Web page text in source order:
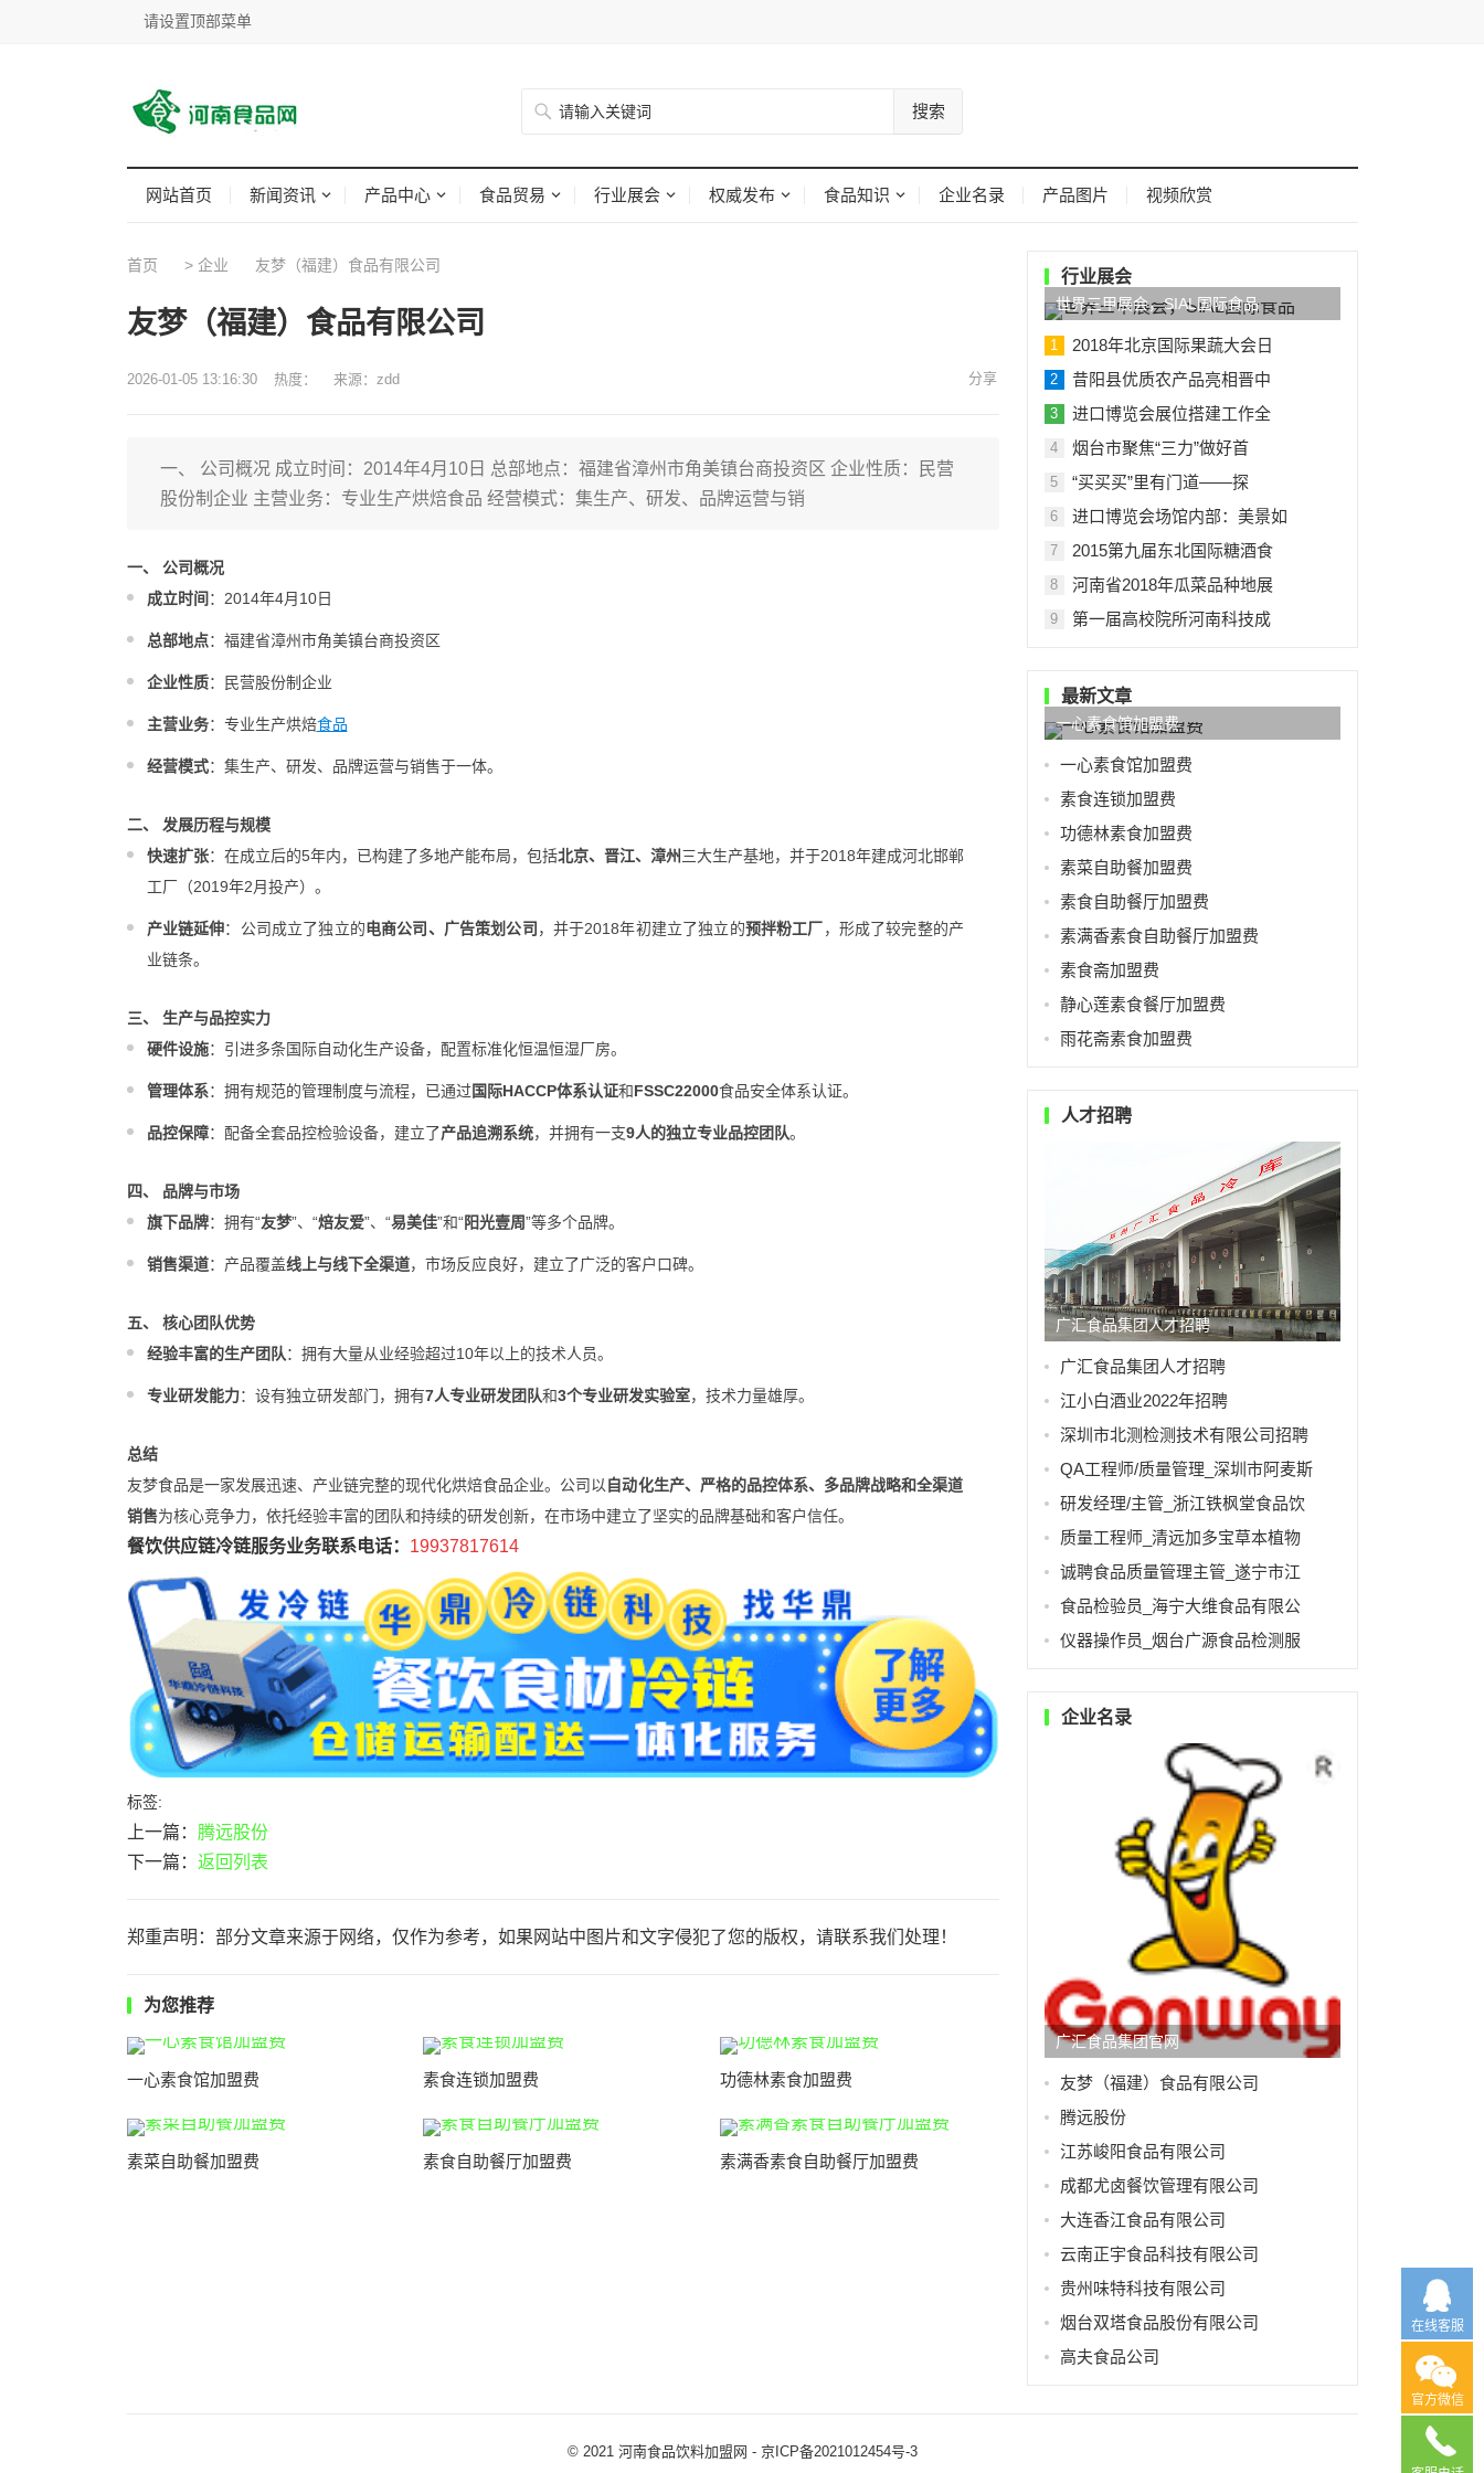
请设置顶部菜单
搜索
网站首页 新闻资讯 产品中心 食品贸易 行业展会 权威发布 食品知识 企业名录 产品图片 视频欣赏
首页 > 企业 友梦（福建）食品有限公司
友梦（福建）食品有限公司
2026-01-05 13:16:30 热度： 来源：zdd
一、 公司概况 成立时间：2014年4月10日 总部地点：福建省漳州市角美镇台商投资区 企业性质：民营
股份制企业 主营业务：专业生产烘焙食品 经营模式：集生产、研发、品牌运营与销
一、 公司概况
成立时间 ：2014年4月10日
总部地点：福建省漳州市角美镇台商投资区
企业性质：民营股份制企业
主营业务：专业生产烘焙食品
经营模式：集生产、研发、品牌运营与销售于一体。
二、 发展历程与规模
快速扩张：在成立后的5年内，已构建了多地产能布局，包括北京、晋江、漳州三大生产基地，并于2018年建成河北邯郸
工厂（2019年2月投产）。
产业链延伸：公司成立了独立的电商公司、广告策划公司 ，并于2018年初建立了独立的预拌粉工厂，形成了较完整的产
业链条。
三、 生产与品控实力
硬件设施：引进多条国际自动化生产设备，配置标准化恒温恒湿厂房。
管理体系：拥有规范的管理制度与流程，已通过国际HACCP体系认证和FSSC22000食品安全体系认证。
品控保障：配备全套品控检验设备，建立了产品追溯系统，并拥有一支9人的独立专业品控团队。
四、 品牌与市场
旗下品牌：拥有“友梦”、“焙友爱”、“易美佳”和“阳光壹周”等多个品牌。
销售渠道：产品覆盖线上与线下全渠道，市场反应良好，建立了广泛的客户口碑。
五、 核心团队优势
经验丰富的生产团队：拥有大量从业经验超过10年以上的技术人员。
专业研发能力：设有独立研发部门，拥有7人专业研发团队和3个专业研发实验室，技术力量雄厚。
总结
友梦食品是一家发展迅速、产业链完整的现代化烘焙食品企业。公司以 自动化生产、严格的品控体系、多品牌战略和全渠道
销售为核心竞争力，依托经验丰富的团队和持续的研发创新，在市场中建立了坚实的品牌基础和客户信任。
餐饮供应链冷链服务业务联系电话： 19937817614
标签:
上一篇： 腾远股份
下一篇： 返回列表
郑重声明：部分文章来源于网络，仅作为参考，如果网站中图片和文字侵犯了您的版权，请联系我们处理！
为您推荐
一心素食馆加盟费 素食连锁加盟费 功德林素食加盟费
素菜自助餐加盟费 素食自助餐厅加盟费 素满香素食自助餐厅加盟费
行业展会
世界三甲展会，SIAL国际食品
1 2018年北京国际果蔬大会日
2 昔阳县优质农产品亮相晋中
3 进口博览会展位搭建工作全
4 烟台市聚焦“三力”做好首
5 “买买买”里有门道——探
6 进口博览会场馆内部：美景如
7 2015第九届东北国际糖酒食
8 河南省2018年瓜菜品种地展
9 第一届高校院所河南科技成
最新文章
一心素食馆加盟费
一心素食馆加盟费
素食连锁加盟费
功德林素食加盟费
素菜自助餐加盟费
素食自助餐厅加盟费
素满香素食自助餐厅加盟费
素食斋加盟费
静心莲素食餐厅加盟费
雨花斋素食加盟费
人才招聘
广汇食品集团人才招聘
广汇食品集团人才招聘
江小白酒业2022年招聘
深圳市北测检测技术有限公司招聘
QA工程师/质量管理_深圳市阿麦斯
研发经理/主管_浙江铁枫堂食品饮
质量工程师_清远加多宝草本植物
诚聘食品质量管理主管_遂宁市江
食品检验员_海宁大维食品有限公
仪器操作员_烟台广源食品检测服
企业名录
广汇食品集团官网
友梦（福建）食品有限公司
腾远股份
江苏峻阳食品有限公司
成都尤卤餐饮管理有限公司
大连香江食品有限公司
云南正宇食品科技有限公司
贵州味特科技有限公司
烟台双塔食品股份有限公司
高夫食品公司
© 2021 河南食品饮料加盟网 - 京ICP备2021012454号-3
在线客服
官方微信